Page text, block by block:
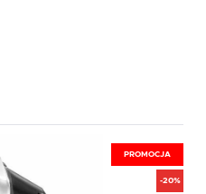
PROMOCJA
-20%